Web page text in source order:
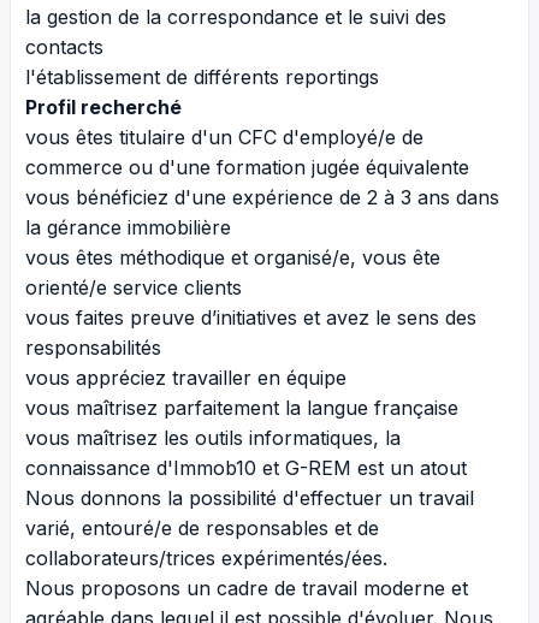
la gestion de la correspondance et le suivi des
contacts
l'établissement de différents reportings
Profil recherché
vous êtes titulaire d'un CFC d'employé/e de
commerce ou d'une formation jugée équivalente
vous bénéficiez d'une expérience de 2 à 3 ans dans
la gérance immobilière
vous êtes méthodique et organisé/e, vous ête
orienté/e service clients
vous faites preuve d’initiatives et avez le sens des
responsabilités
vous appréciez travailler en équipe
vous maîtrisez parfaitement la langue française
vous maîtrisez les outils informatiques, la
connaissance d'Immob10 et G-REM est un atout
Nous donnons la possibilité d'effectuer un travail
varié, entouré/e de responsables et de
collaborateurs/trices expérimentés/ées.
Nous proposons un cadre de travail moderne et
agréable dans lequel il est possible d'évoluer. Nous